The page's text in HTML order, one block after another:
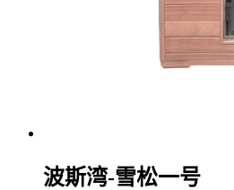
波斯湾-雪松一号